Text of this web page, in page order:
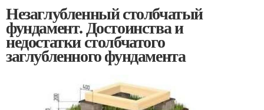
Незаглубленный столбчатый
фундамент. Достоинства и
недостатки столбчатого
заглубленного фундамента